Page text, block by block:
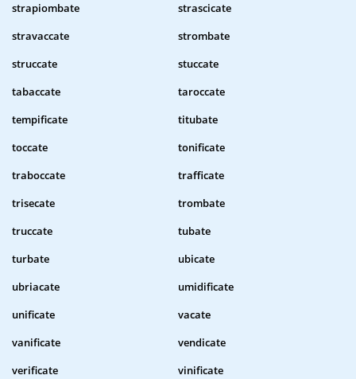
strapiombate
strascicate
stravaccate
strombate
struccate
stuccate
tabaccate
taroccate
tempificate
titubate
toccate
tonificate
traboccate
trafficate
trisecate
trombate
truccate
tubate
turbate
ubicate
ubriacate
umidificate
unificate
vacate
vanificate
vendicate
verificate
vinificate